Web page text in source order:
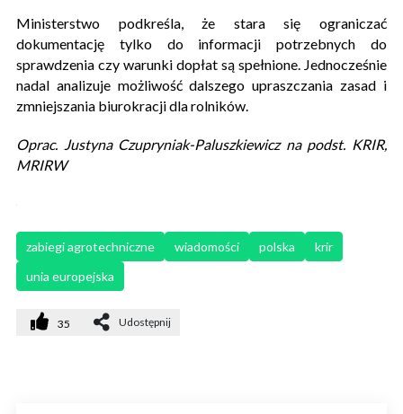
Ministerstwo podkreśla, że stara się ograniczać
dokumentację tylko do informacji potrzebnych do
sprawdzenia czy warunki dopłat są spełnione. Jednocześnie
nadal analizuje możliwość dalszego upraszczania zasad i
zmniejszania biurokracji dla rolników.
Oprac. Justyna Czupryniak-Paluszkiewicz na podst. KRIR,
MRIRW​
zabiegi agrotechniczne wiadomości polska
krir
unia europejska
35 Udostępnij